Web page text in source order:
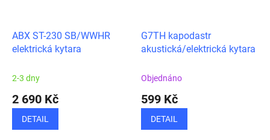
ABX ST-230 SB/WWHR
elektrická kytara
2-3 dny
2 690 Kč
DETAIL
G7TH kapodastr
akustická/elektrická kytara
Objednáno
599 Kč
DETAIL